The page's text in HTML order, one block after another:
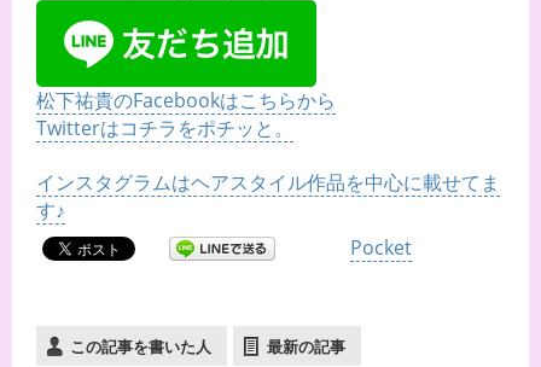
松下祐貴のFacebookはこちらから
Twitterはコチラをポチッと。
インスタグラムはヘアスタイル作品を中心に載せてま
す♪
Pocket
この記事を書いた人 最新の記事